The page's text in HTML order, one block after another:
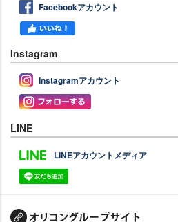
Facebookアカウント
Instagram
Instagramアカウント
LINE
LINEアカウントメディア